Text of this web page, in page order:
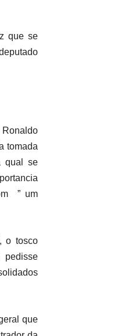
que se
tomada
qual se
” um
o tosco
que